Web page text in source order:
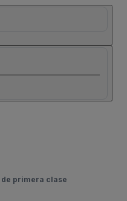
primera clase